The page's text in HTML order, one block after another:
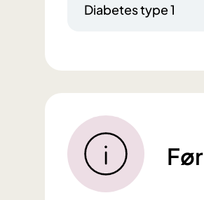
Diabetes type 1
Før